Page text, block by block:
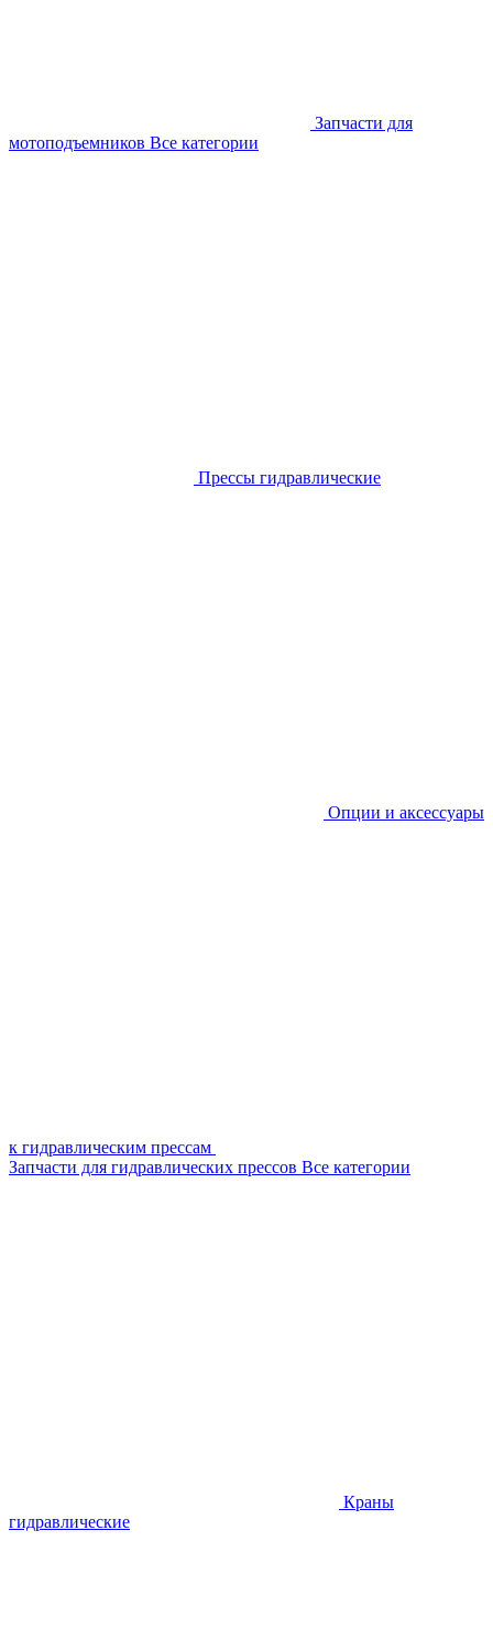
Запчасти для
мотоподъемников Все категории
Прессы гидравлические
Опции и аксессуары
к гидравлическим прессам
Запчасти для гидравлических прессов Все категории
Краны
гидравлические